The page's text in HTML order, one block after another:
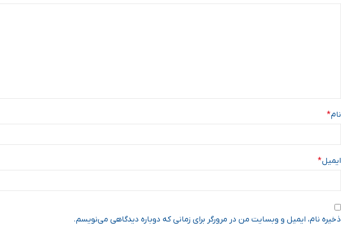
نام*
ایمیل*
ذخیره نام، ایمیل و وبسایت من در مرورگر برای زمانی که دوباره دیدگاهی می‌نویسم.